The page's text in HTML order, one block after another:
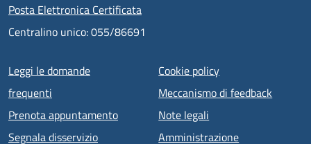
Posta Elettronica Certificata
Centralino unico: 055/86691
Menu piè di pagina
Leggi le domande
frequenti
Prenota appuntamento
Segnala disservizio
Cookie policy
Meccanismo di feedback
Note legali
Amministrazione